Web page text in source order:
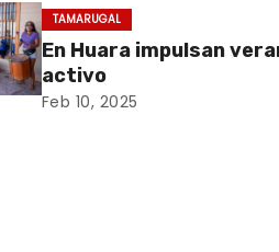
TAMARUGAL
En Huara impulsan
activo
Feb 10, 2025